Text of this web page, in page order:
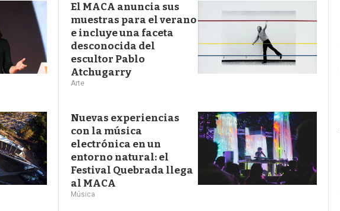
El MACA anuncia sus
muestras para el verano
e incluye una faceta
desconocida del
escultor Pablo
Atchugarry
Arte
Nuevas experiencias
con la música
electrónica en un
entorno natural: el
Festival Quebrada llega
al MACA
Música